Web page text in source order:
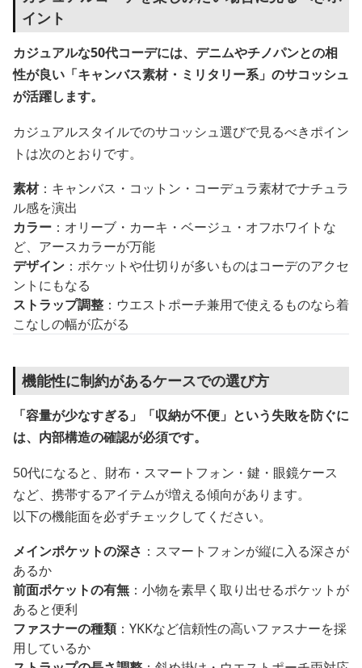
イント
カジュアルな50代コーデには、デニムやチノパンとの相
性が良い「キャンバス素材・ミリタリー系」のサコッシュ
が活躍します。
カジュアルスタイルでのサコッシュ選びで見るべきポイン
トは次のとおりです。
素材：キャンバス・コットン・コーデュラ素材でナチュラ
ル感を演出
カラー ：オリーブ・カーキ・ベージュ・オフホワイトな
ど、アースカラーが万能
デザイン ：ポケットや仕切りが多いものはコーデのアクセ
ントにもなる
ストラップ調整 ：ウエストポーチ兼用で使えるものなら着
こなしの幅が広がる
機能性に制約があるケースでの選び方
「容量が少なすぎる」「収納が不便」という失敗を防ぐに
は、内部構造の確認が必須です。
50代になると、財布・スマートフォン・鍵・眼鏡ケース
など、携帯するアイテムが増える傾向があります。
以下の機能面を必ずチェックしてください。
メインポケットの深さ ：スマートフォンが縦に入る深さが
あるか
前面ポケットの有無 ：小物を素早く取り出せるポケットが
あると便利
ファスナーの種類：YKKなど信頼性の高いファスナーを採
用しているか